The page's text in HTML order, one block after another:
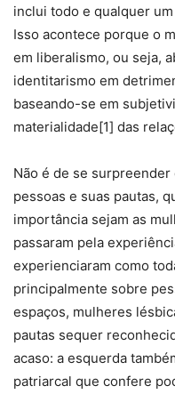
inclui todo e qualquer
Isso acontece porque o
em liberalismo, ou seja,
identitarismo em
baseando-se em
materialidade[1] das
Não é de se
pessoas e suas pautas,
importância sejam as
passaram pela
experienciaram como
principalmente sobre
espaços, mulheres
pautas sequer
acaso: a esquerda
patriarcal que confere